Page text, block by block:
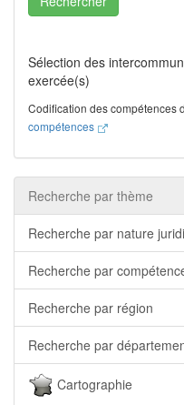
Sélection des
exercée(s)
Codification des compétences
compétences
Recherche par thème
Recherche par nature
Recherche par
Recherche par région
Recherche par
Cartographie